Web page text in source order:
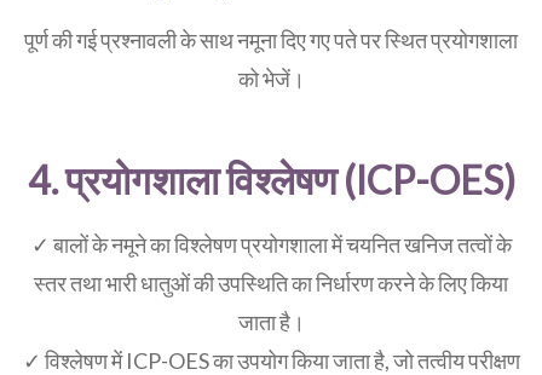
पूर्ण की गई प्रश्नावली के साथ नमूना दिए गए पते पर स्थित प्रयोगशाला
को भेजें।
4. प्रयोगशाला विश्लेषण (ICP-OES)
✓ बालों के नमूने का विश्लेषण प्रयोगशाला में चयनित खनिज तत्वों के
स्तर तथा भारी धातुओं की उपस्थिति का निर्धारण करने के लिए किया
जाता है।
✓ विश्लेषण में ICP-OES का उपयोग किया जाता है, जो तत्वीय परीक्षण